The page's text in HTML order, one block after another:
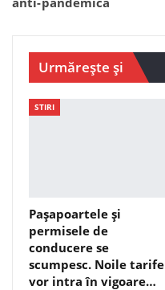
Urmărește și
STIRI
Pașapoartele și
permisele de
conducere se
scumpesc. Noile tarife
vor intra în vigoare…